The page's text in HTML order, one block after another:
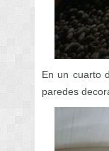
En un cuarto
paredes